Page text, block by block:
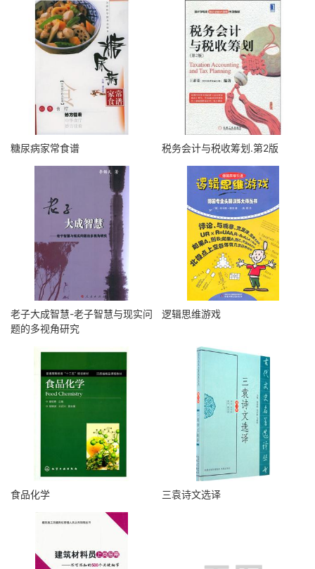
糖尿病家常食谱 税务会计与税收筹划.第2版
老子大成智慧-老子智慧与现实问
题的多视角研究
逻辑思维游戏
食品化学 三袁诗文选译